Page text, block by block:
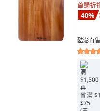
首購折
40%
酷澎直
满